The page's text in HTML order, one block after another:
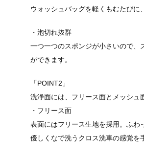
ウォッシュバッグを軽くもむたびに
・泡切れ抜群
一つ一つのスポンジが小さいので、
ができます。
「POINT2」
洗浄面には、フリース面とメッシュ
・フリース面
表面にはフリース生地を採用。ふわ
優しくなで洗うクロス洗車の感覚を